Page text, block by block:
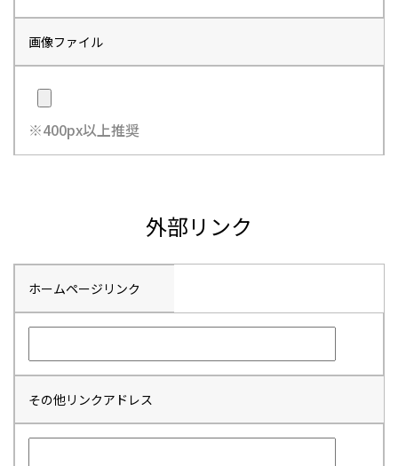
画像ファイル
※400px以上推奨
外部リンク
ホームページリンク
その他リンクアドレス